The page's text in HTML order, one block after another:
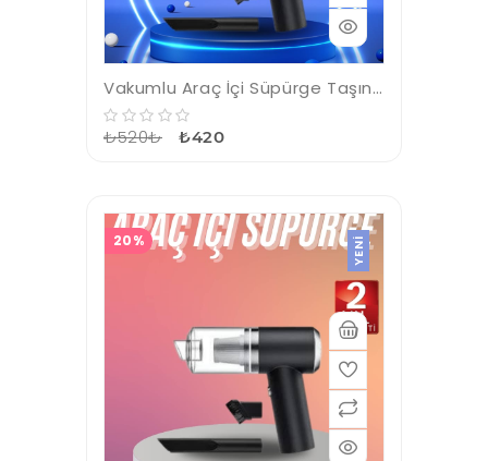
Vakumlu Araç İçi Süpürge Taşınabilir Pratik Şarjlı Temizlenebilir
₺520₺ ₺420
20% YENI